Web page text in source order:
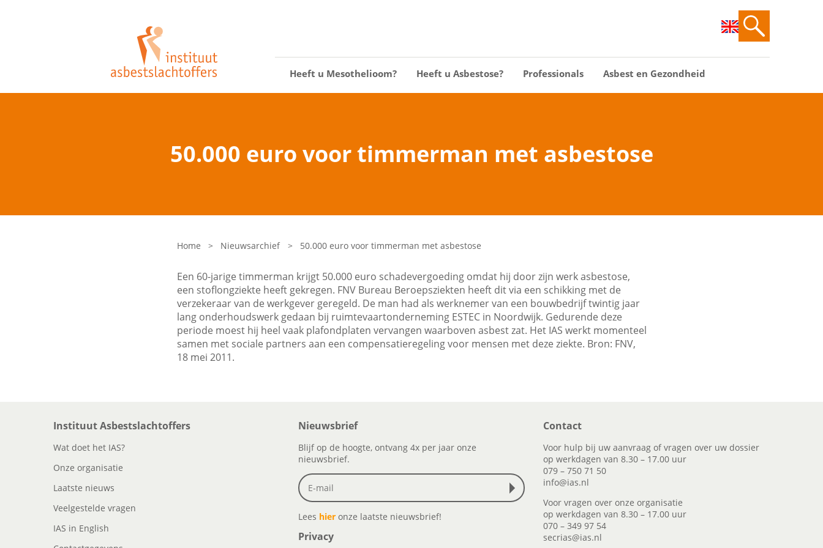
Heeft u Mesothelioom? Heeft u Asbestose? Professionals Asbest en Gezondheid
50.000 euro voor timmerman met asbestose
Home > Nieuwsarchief > 50.000 euro voor timmerman met asbestose
Een 60-jarige timmerman krijgt 50.000 euro schadevergoeding omdat hij door zijn werk asbestose,
een stoflongziekte heeft gekregen. FNV Bureau Beroepsziekten heeft dit via een schikking met de
verzekeraar van de werkgever geregeld. De man had als werknemer van een bouwbedrijf twintig jaar
lang onderhoudswerk gedaan bij ruimtevaartonderneming ESTEC in Noordwijk. Gedurende deze
periode moest hij heel vaak plafondplaten vervangen waarboven asbest zat. Het IAS werkt momenteel
samen met sociale partners aan een compensatieregeling voor mensen met deze ziekte. Bron: FNV,
18 mei 2011.
Instituut Asbestslachtoffers
Wat doet het IAS?
Onze organisatie
Laatste nieuws
Veelgestelde vragen
IAS in English
Nieuwsbrief
Blijf op de hoogte, ontvang 4x per jaar onze
nieuwsbrief.
Lees hier onze laatste nieuwsbrief!
Privacy
Contact
Voor hulp bij uw aanvraag of vragen over uw dossier
op werkdagen van 8.30 – 17.00 uur
079 – 750 71 50
info@ias.nl
Voor vragen over onze organisatie
op werkdagen van 8.30 – 17.00 uur
070 – 349 97 54
secrias@ias.nl